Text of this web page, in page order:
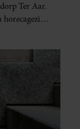
Ter Aar.
horecagezin